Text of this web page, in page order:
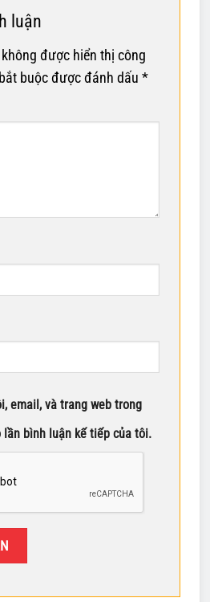
luận
được hiển thị công
buộc được đánh dấu *
email, và trang web trong
bình luận kế tiếp của tôi.